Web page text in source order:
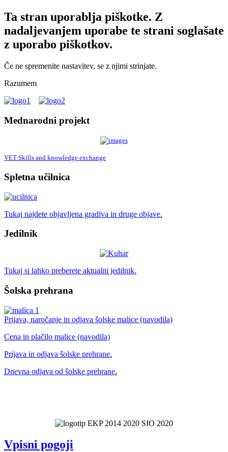
Ta stran uporablja piškotke. Z
nadaljevanjem uporabe te strani soglašate
z uporabo piškotkov.
Če ne spremenite nastavitev, se z njimi strinjate.
Razumem
Mednarodni projekt
VET Skills and knowledge exchange
Spletna učilnica
Tukaj najdete objavljena gradiva in druge objave.
Jedilnik
Tukaj si lahko preberete aktualni jedilnik.
Šolska prehrana
Prijava, naročanje in odjava šolske malice (navodila)
Cena in plačilo malice (navodila)
Prijava in odjava šolske prehrane.
Dnevna odjava od šolske prehrane.
Vpisni pogoji